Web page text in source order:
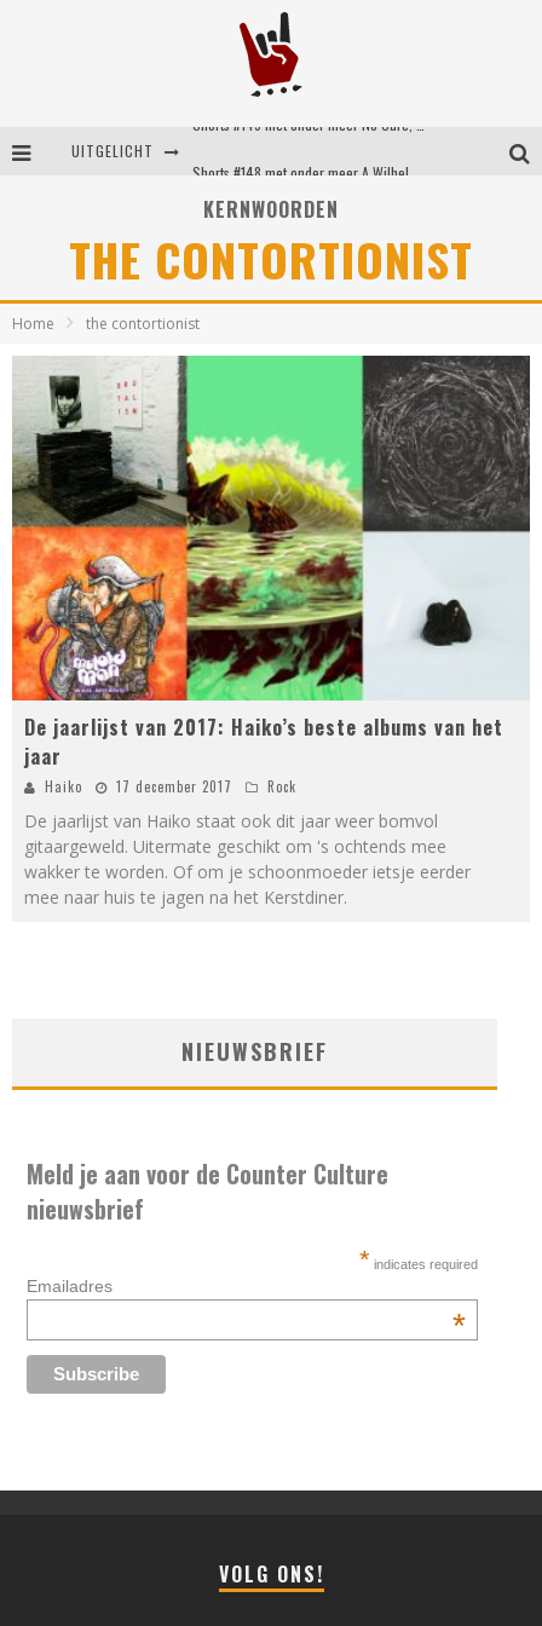
UITGELICHT
KERNWOORDEN
THE CONTORTIONIST
Home the contortionist
De jaarlijst van 2017: Haiko’s beste albums van het
jaar
Haiko 17 december 2017 Rock
De jaarlijst van Haiko staat ook dit jaar weer bomvol
gitaargeweld. Uitermate geschikt om 's ochtends mee
wakker te worden. Of om je schoonmoeder ietsje eerder
mee naar huis te jagen na het Kerstdiner.
NIEUWSBRIEF
Meld je aan voor de Counter Culture
nieuwsbrief
* indicates required
Emailadres
*
VOLG ONS!